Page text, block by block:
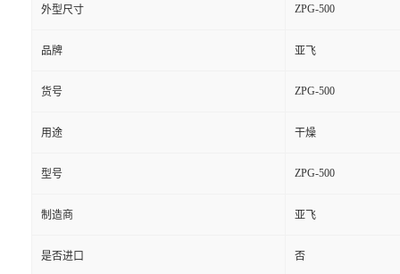
外型尺寸 ZPG-500
品牌 亚飞
货号 ZPG-500
用途 干燥
型号 ZPG-500
制造商 亚飞
是否进口 否